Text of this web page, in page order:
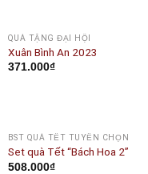
OUT OF STOCK
QUÀ TẶNG ĐẠI HỘI
Xuân Bình An 2023
371.000₫
BST QUÀ TẾT TUYỂN CHỌN
Set quà Tết “Bách Hoa 2”
508.000₫